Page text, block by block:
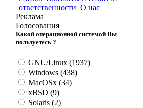
ответственности О нас
Реклама
Голосования
Какой операционной системой Вы
пользуетесь ?
GNU/Linux (1937)
Windows (438)
MacOSx (34)
xBSD (9)
Solaris (2)